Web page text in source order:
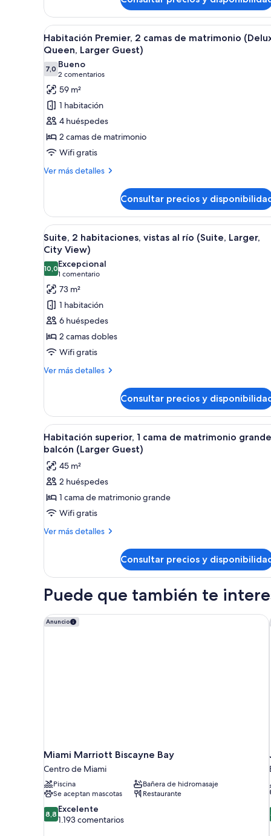
(Guest)
Deluxe,
cama
de
matrimonio
grande,
balcón
(Guest)
Abrir
todas
las
fotos
de
Habitación
Premier,
2
camas
de
matrimonio
Larger
Guest)
Habitación de hotel con una
3
Habitación Premier, 2 camas de matrimonio
Queen, Larger Guest)
7,07,0 de 10
Bueno
2 comentarios
(2 comentarios)
59 m²
1 habitación
4 huéspedes
2 camas de matrimonio
Wifi gratis
Ver más detalles
Más
Premier,
camas
de
matrimonio
(Deluxe
Queen,
Larger
Guest)
Consultar precios y
Abrir
todas
las
fotos
de
Suite,
2
habitaciones,
vistas
al
río
City
View)
Un moderno salón con una
4
Suite, 2 habitaciones, vistas al río (Suite, Larger,
City View)
10,010,0 de 10
Excepcional
1 comentario
(1 comentario)
73 m²
1 habitación
6 huéspedes
2 camas dobles
Wifi gratis
Ver más detalles
Más
2
habitaciones,
vistas
al
(Suite,
Larger,
View)
Consultar precios y
Abrir
todas
las
fotos
de
Habitación
superior,
1
matrimonio
balcón
(Larger
Guest)
Habitación de hotel con una
5
Habitación superior, 1 cama de matrimonio
balcón (Larger Guest)
45 m²
2 huéspedes
1 cama de matrimonio grande
Wifi gratis
Ver más detalles
Más
superior,
cama
matrimonio
grande,
Consultar precios y
Puede que también te
Anuncio
Miami Marriott Biscayne Bay
Centro de Miami
Piscina
Bañera de hidromasaje
Se aceptan mascotas
Restaurante
8.8
sobre
8,8 Excelente
1.193 comentarios
Miami Marriott Biscayne Bay